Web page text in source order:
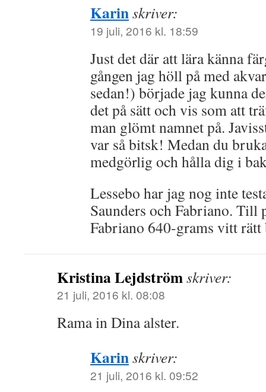
Karinskriver:
19 juli, 2016 kl. 18:59
Just det där att lära känna
gången jag höll på med
sedan!) började jag kunna
det på sätt och vis som att
man glömt namnet på.
var så bitsk! Medan du
medgörlig och hålla dig i
Lessebo har jag nog inte
Saunders och Fabriano. Till
Fabriano 640-grams vitt rätt
Kristina Lejdströmskriver:
21 juli, 2016 kl. 08:08
Rama in Dina alster.
Karinskriver:
21 juli, 2016 kl. 09:52